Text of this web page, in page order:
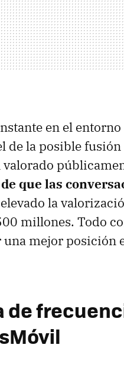
en el
de la posible fusión
valorado
que las
la
millones. Todo
una mejor posición
de